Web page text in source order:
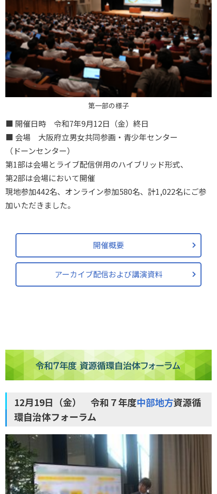
第一部の様子
■ 開催日時 令和7年9月12日（金）終日
■ 会場 大阪府立男女共同参画・青少年センター
（ドーンセンター）
第1部は会場とライブ配信併用のハイブリッド形式、
第2部は会場において開催
現地参加442名、オンライン参加580名、計1,022名にご参
加いただきました。
開催概要
アーカイブ配信および講演資料
12月19日（金） 令和７年度中部地方資源循
環自治体フォーラム